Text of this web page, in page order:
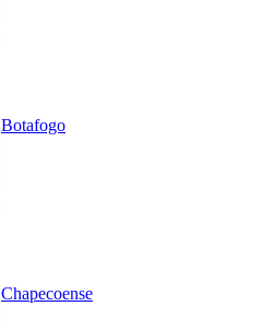
Botafogo
Chapecoense